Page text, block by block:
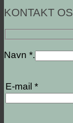
KONTAKT OS
Navn *.
E-mail *